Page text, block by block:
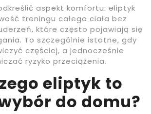
aspekt komfortu: eliptyk
treningu całego ciała bez
które często pojawiają się
To szczególnie istotne, gdy
częściej, a jednocześnie
ryzyko przeciążenia.
eliptyk to
do domu?